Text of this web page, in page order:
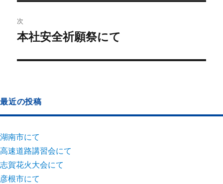
次
本社安全祈願祭にて
最近の投稿
湖南市にて
高速道路講習会にて
志賀花火大会にて
彦根市にて